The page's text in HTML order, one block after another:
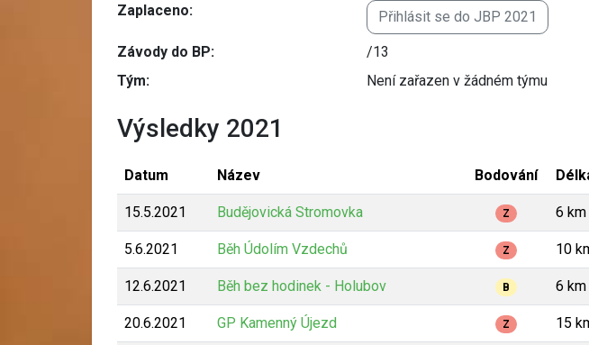
Zaplaceno: Přihlásit se do JBP 2021
Závody do BP:
/13
Tým:
Není zařazen v žádném týmu
Výsledky 2021
Datum Název Bodování
15.5.2021 Budějovická Stromovka Z 6
5.6.2021 Běh Údolím Vzdechů Z 10
12.6.2021 Běh bez hodinek - Holubov B 6 km
20.6.2021 GP Kamenný Újezd Z 15